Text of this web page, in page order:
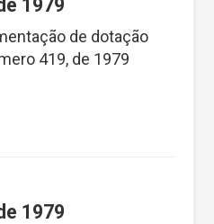
1979
de dotação
419, de 1979
1979